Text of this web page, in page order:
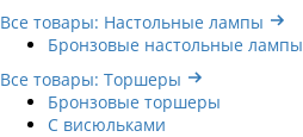
Все товары: Настольные лампы
Бронзовые настольные лампы
Все товары: Торшеры
Бронзовые торшеры
С висюльками